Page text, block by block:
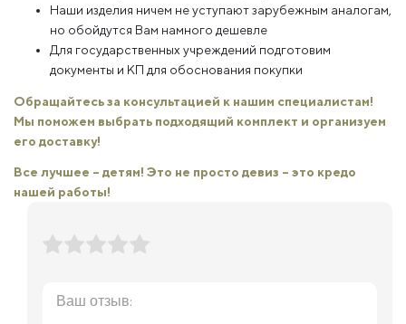
Наши изделия ничем не уступают зарубежным аналогам,
но обойдутся Вам намного дешевле
Для государственных учреждений подготовим
документы и КП для обоснования покупки
Обращайтесь за консультацией к нашим специалистам!
Мы поможем выбрать подходящий комплект и организуем
его доставку!
Все лучшее – детям! Это не просто девиз – это кредо
нашей работы!